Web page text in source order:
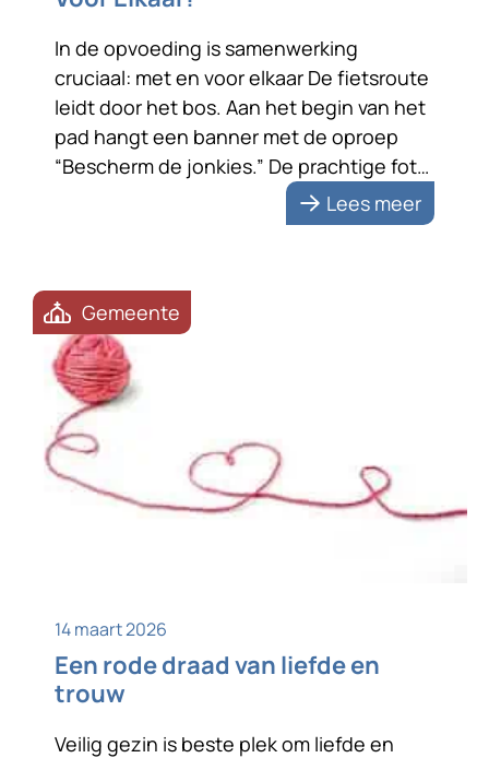
In de opvoeding is samenwerking
cruciaal: met en voor elkaar De fietsroute
leidt door het bos. Aan het begin van het
pad hangt een banner met de oproep
“Bescherm de jonkies.” De prachtige foto
van een reekalfje met zijn moeder
benadrukt de boodschap. De tekst zet
om samenwerking; met […]
Lees meer
Gemeente
14 maart 2026
Een rode draad van liefde en
trouw
Veilig gezin is beste plek om liefde en